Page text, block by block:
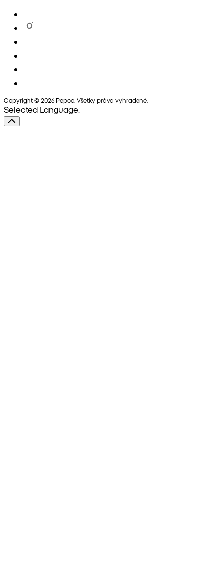
Copyright © 2026 Pepco. Všetky práva vyhradené.
Selected Language: